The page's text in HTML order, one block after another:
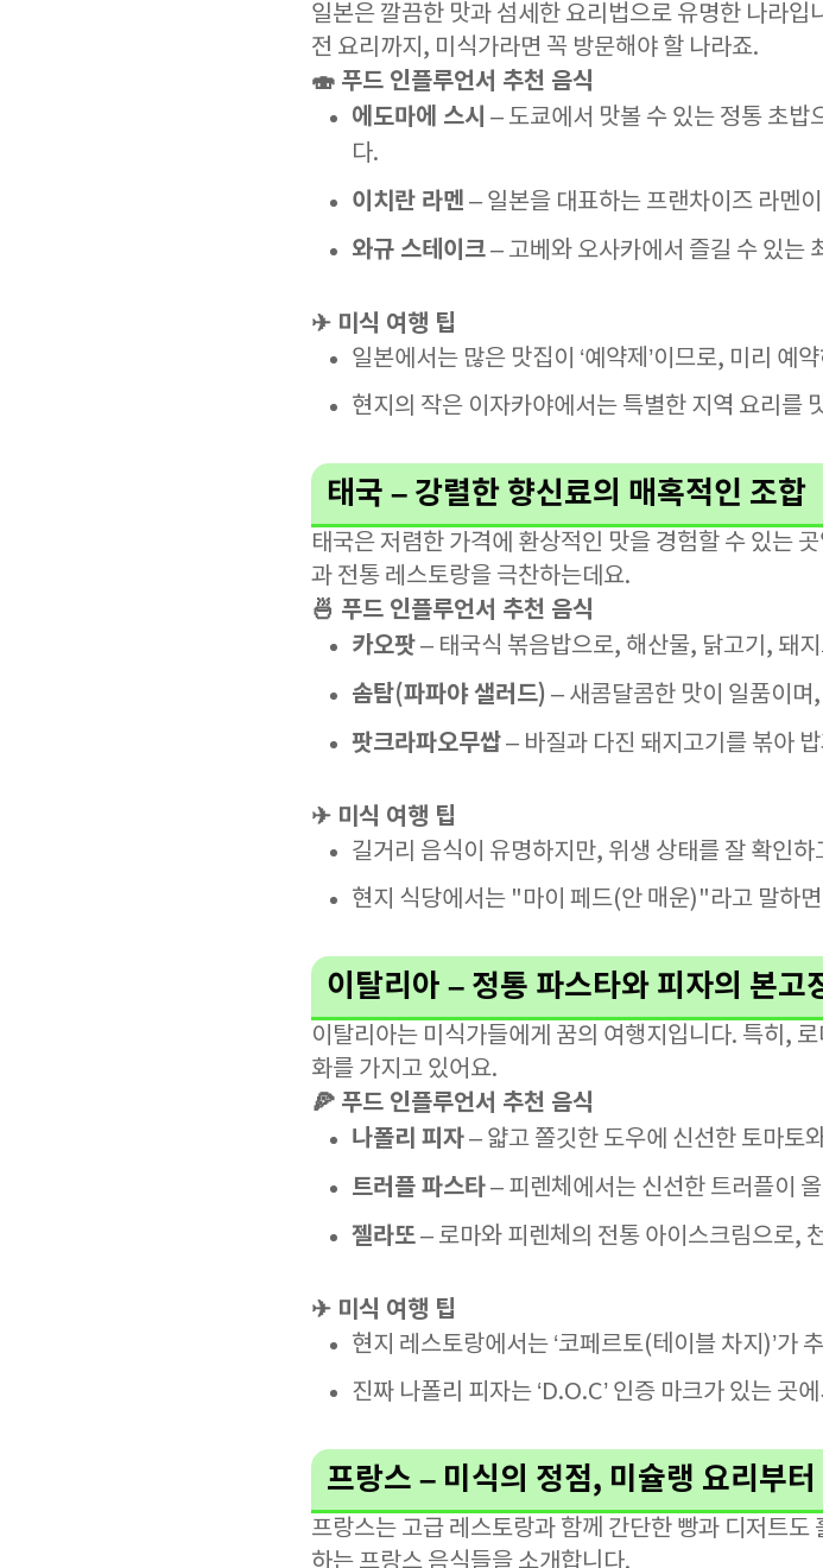
일본은 깔끔한 맛과 섬세한 요리법으로 유명한 나라
전 요리까지, 미식가라면 꼭 방문해야 할 나라죠.
🍣 푸드 인플루언서 추천 음식
에도마에 스시 – 도쿄에서 맛볼 수 있는 정통 초밥
다.
이치란 라멘 – 일본을 대표하는 프랜차이즈 라멘
와규 스테이크– 고베와 오사카에서 즐길 수 있는
✈ 미식 여행 팁
일본에서는 많은 맛집이 ‘예약제’이므로, 미리 예
현지의 작은 이자카야에서는 특별한 지역 요리를
태국 – 강렬한 향신료의 매혹적인 조합
태국은 저렴한 가격에 환상적인 맛을 경험할 수 있는
과 전통 레스토랑을 극찬하는데요.
🍜 푸드 인플루언서 추천 음식
카오팟– 태국식 볶음밥으로, 해산물, 닭고기, 돼
솜탐(파파야 샐러드) – 새콤달콤한 맛이 일품이
팟크라파오무쌉– 바질과 다진 돼지고기를 볶아
✈ 미식 여행 팁
길거리 음식이 유명하지만, 위생 상태를 잘 확인
현지 식당에서는 "마이 페드(안 매운)"라고 말하
이탈리아 – 정통 파스타와 피자의 본고
이탈리아는 미식가들에게 꿈의 여행지입니다. 특히,
화를 가지고 있어요.
🍕 푸드 인플루언서 추천 음식
나폴리 피자– 얇고 쫄깃한 도우에 신선한 토마토
트러플 파스타– 피렌체에서는 신선한 트러플이
젤라또– 로마와 피렌체의 전통 아이스크림으로,
✈ 미식 여행 팁
현지 레스토랑에서는 ‘코페르토(테이블 차지)’가
진짜 나폴리 피자는 ‘D.O.C’ 인증 마크가 있는 곳
프랑스 – 미식의 정점, 미슐랭 요리부터
프랑스는 고급 레스토랑과 함께 간단한 빵과 디저트